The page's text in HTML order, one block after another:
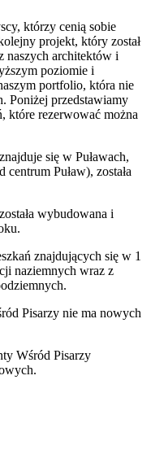
którzy cenią sobie
projekt, który został
naszych architektów i
poziomie i
portfolio, która nie
Poniżej przedstawiamy
które rezerwować można
się w Puławach,
Puław), została
wybudowana i
znajdujących się w 1
naziemnych wraz z
Pisarzy nie ma nowych
Wśród Pisarzy